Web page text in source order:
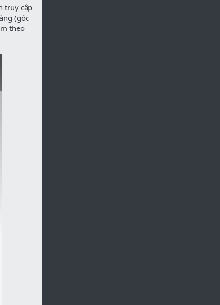
truy cập
(góc
theo